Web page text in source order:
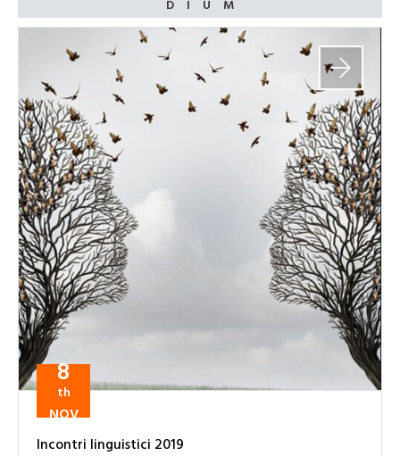
8
th
NOV
Incontri linguistici 2019